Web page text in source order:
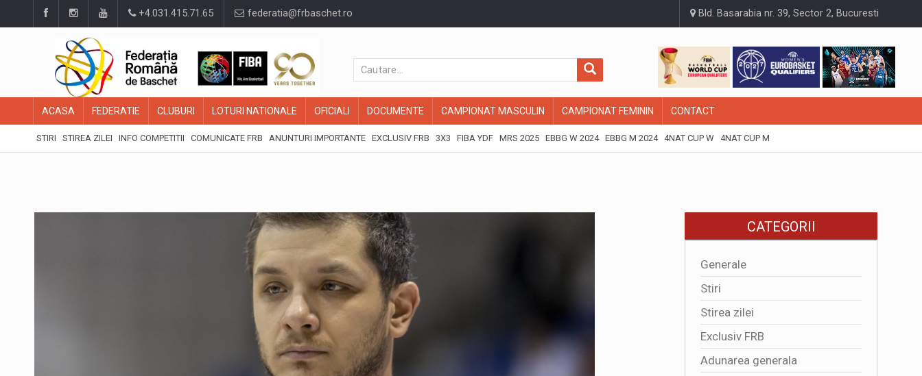
+4.031.415.71.65 federatia@frbaschet.ro Bld. Basarabia nr. 39, Sector 2, Bucuresti
ACASA FEDERATIE CLUBURI LOTURI NATIONALE OFICIALI DOCUMENTE CAMPIONAT MASCULIN CAMPIONAT FEMININ CONTACT
STIRI STIREA ZILEI INFO COMPETITII COMUNICATE FRB ANUNTURI IMPORTANTE EXCLUSIV FRB 3X3 FIBA YDF MRS 2025 EBBG W 2024 EBBG M 2024 4NAT CUP W 4NAT CUP M
CATEGORII
Generale
Stiri
Stirea zilei
Exclusiv FRB
Adunarea generala